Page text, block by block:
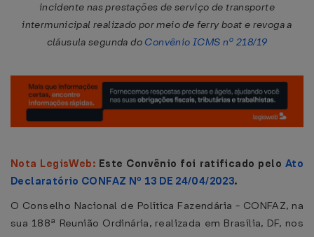
incidente nas prestações de serviço de transporte
intermunicipal realizado por meio de ferry boat e revoga a
cláusula segunda do Convênio ICMS nº 218/19
Nota LegisWeb: Este Convênio foi ratificado pelo Ato
Declaratório CONFAZ Nº 13 DE 24/04/2023.
O Conselho Nacional de Política Fazendária - CONFAZ, na
sua 188ª Reunião Ordinária, realizada em Brasília, DF, nos